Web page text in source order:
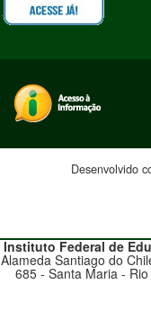
Desenvolvido
Instituto Federal de
Alameda Santiago do
685 - Santa Maria -